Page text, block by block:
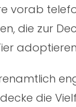
vorab
die zur
die